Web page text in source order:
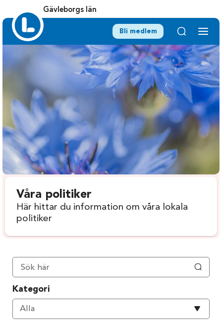
Gävleborgs län
Bli medlem
Våra politiker
Här hittar du information om våra lokala
politiker
Kategori
Alla